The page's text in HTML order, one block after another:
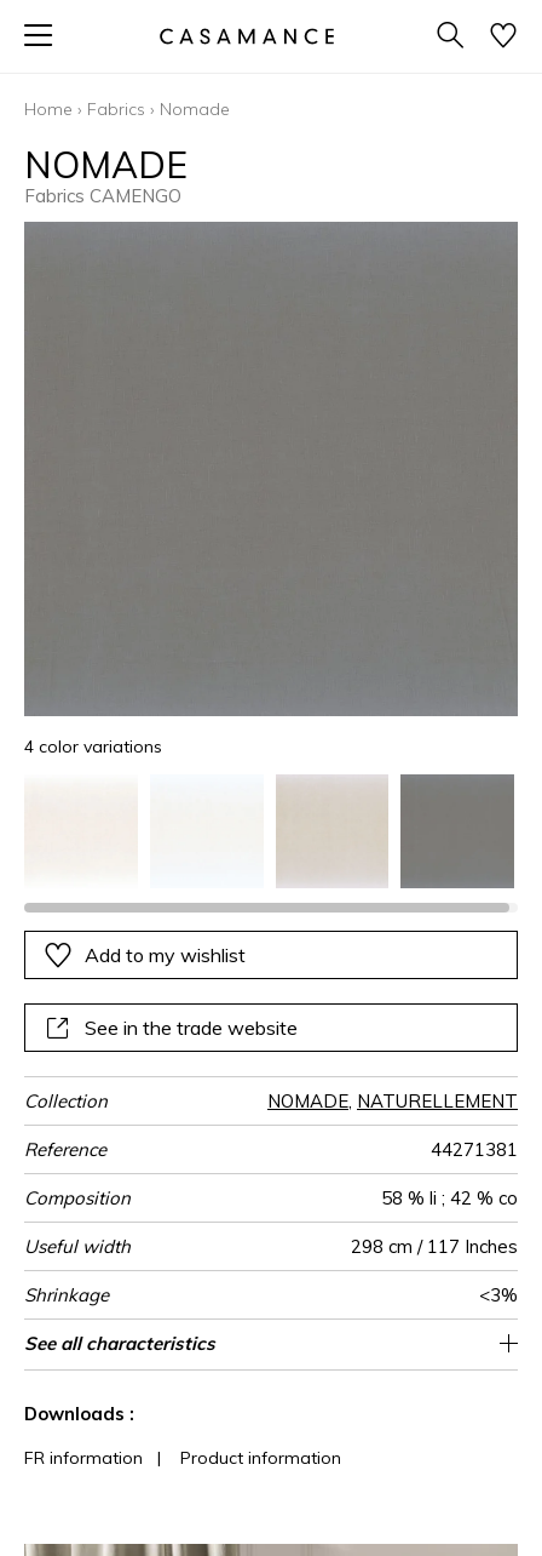
Home › Fabrics › Nomade
NOMADE
Fabrics CAMENGO
4 color variations
Add to my wishlist
See in the trade website
Collection NOMADE, NATURELLEMENT
Reference 44271381
Composition 58 % li ; 42 % co
Useful width 298 cm / 117 Inches
Shrinkage <3%
Match Free match
Pattern
direction
Railroaded
Weight in
g/m²
220
Use
Care
Country of
origin
India
See all characteristics
Downloads :
FR information | Product information